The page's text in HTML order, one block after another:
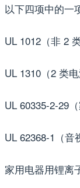
以下四项中的一
UL 1012（非 2
UL 1310（2 类电
UL 60335-2-29
UL 62368-1（音
家用电器用锂离